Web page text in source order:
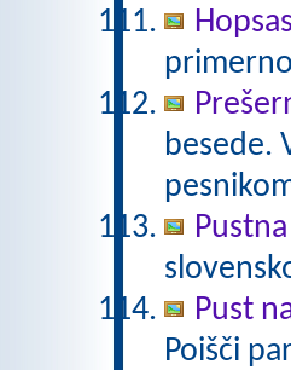
besede.
Pust
Poišči